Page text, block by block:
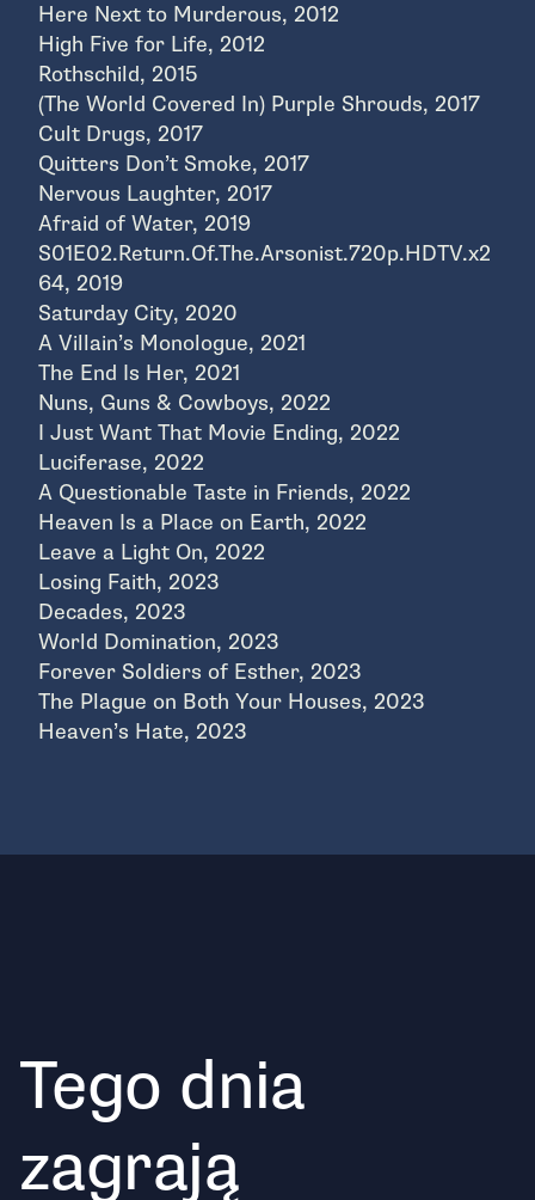
Here Next to Murderous, 2012
High Five for Life, 2012
Rothschild, 2015
(The World Covered In) Purple Shrouds, 2017
Cult Drugs, 2017
Quitters Don’t Smoke, 2017
Nervous Laughter, 2017
Afraid of Water, 2019
S01E02.Return.Of.The.Arsonist.720p.HDTV.x2
64, 2019
Saturday City, 2020
A Villain’s Monologue, 2021
The End Is Her, 2021
Nuns, Guns & Cowboys, 2022
I Just Want That Movie Ending, 2022
Luciferase, 2022
A Questionable Taste in Friends, 2022
Heaven Is a Place on Earth, 2022
Leave a Light On, 2022
Losing Faith, 2023
Decades, 2023
World Domination, 2023
Forever Soldiers of Esther, 2023
The Plague on Both Your Houses, 2023
Heaven’s Hate, 2023
Tego dnia
zagrają